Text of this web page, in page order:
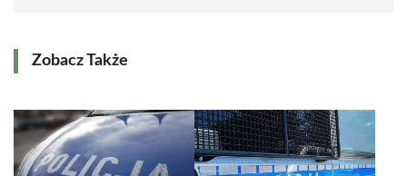
Zobacz Także